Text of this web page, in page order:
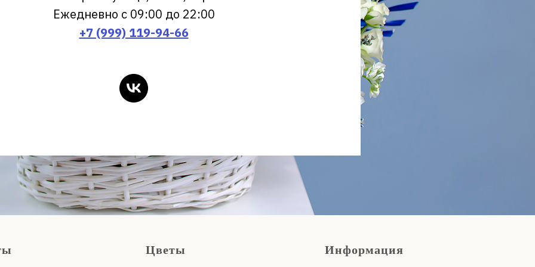
Ежедневно с 09:00 до 22:00
+7 (999) 119-94-66
Цветы Информация